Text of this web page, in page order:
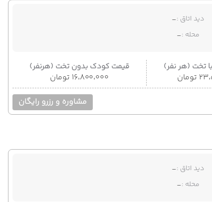
دید اتاق :-
محله :-
تخت (هر نفر) قیمت کودک بدون تخت (هرنفر)
۱۶٬۸۰۰٬۰۰۰ تومان
مشاوره و رزرو رایگان
دید اتاق :-
محله :-